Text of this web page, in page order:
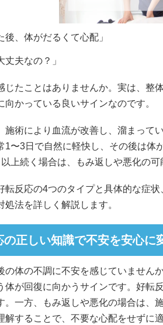
後、体がだるくて心配」
丈夫なの？」
じたことはありませんか。実は、整
向かっている良いサインなのです。
施術により血流が改善し、溜まって
1〜3日で自然に軽快し、その後は体
上続く場合は、もみ返しや悪化の可
転反応の4つのタイプと具体的な症
処法を詳しく解説します。
の正しい知識で不安を安心に
の体の不調に不安を感じていません
体が回復に向かうサインです。好転
。一方、もみ返しや悪化の場合は、
解することで、不要な心配をせずに